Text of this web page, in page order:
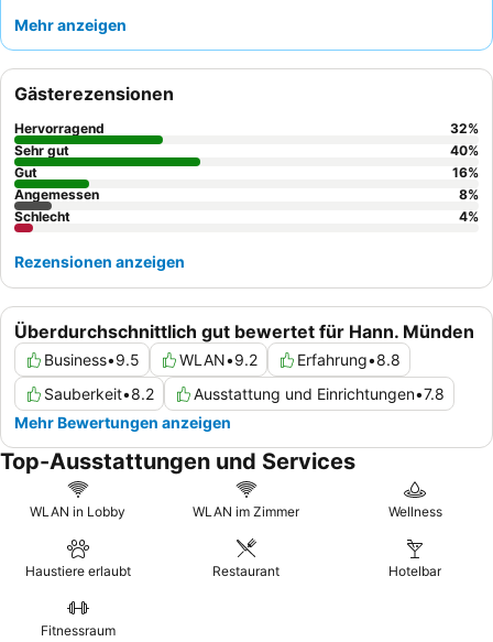
einem externen, gut ausgestatteten
Personal und das
großen Auswahl. Für ein ruhigeres Erlebnis sollten Gäste ein
Zimmer mit Gartenblick anfragen.
Mehr anzeigen
Überdurchschnittlich gut bewertet für Hann. Münden
Business•9.5 WLAN•9.2 Erfahrung•8.8
Sauberkeit•8.2 Ausstattung und Einrichtungen•7.8
Mehr Bewertungen anzeigen
Gästerezensionen
Hervorragend 32%
Sehr gut
40%
Gut
16%
Angemessen
8%
Schlecht
4%
Rezensionen anzeigen
Top-Ausstattungen und Services
WLAN in Lobby WLAN im Zimmer Wellness
Haustiere erlaubt Restaurant Hotelbar
Fitnessraum